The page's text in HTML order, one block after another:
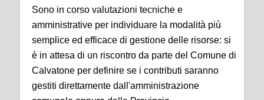
Sono in corso valutazioni tecniche e
amministrative per individuare la modalità più
semplice ed efficace di gestione delle risorse: si
è in attesa di un riscontro da parte del Comune di
Calvatone per definire se i contributi saranno
gestiti direttamente dall'amministrazione